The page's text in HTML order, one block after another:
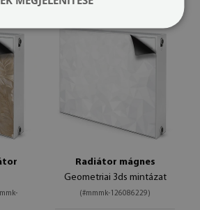
Radiátor mágnes
Geometriai 3ds mintázat
(#mmmk-126086229)